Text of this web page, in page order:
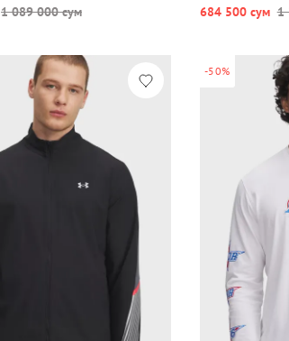
1 089 000 сум 684 500 сум 1
-50%